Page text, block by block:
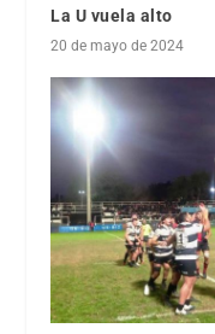
La U vuela alto
20 de mayo de 2024